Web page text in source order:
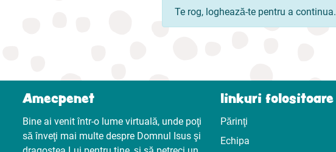
Te rog, loghează-te pentru a continua.
Amecpenet
Bine ai venit într-o lume virtuală, unde poţi
să înveţi mai multe despre Domnul Isus şi
linkuri folositoare
Părinţi
Echipa